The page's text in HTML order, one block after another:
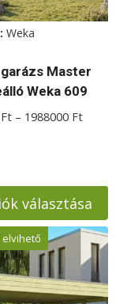
Weka
Master
Weka 609
Ft – 1988000 Ft
választása